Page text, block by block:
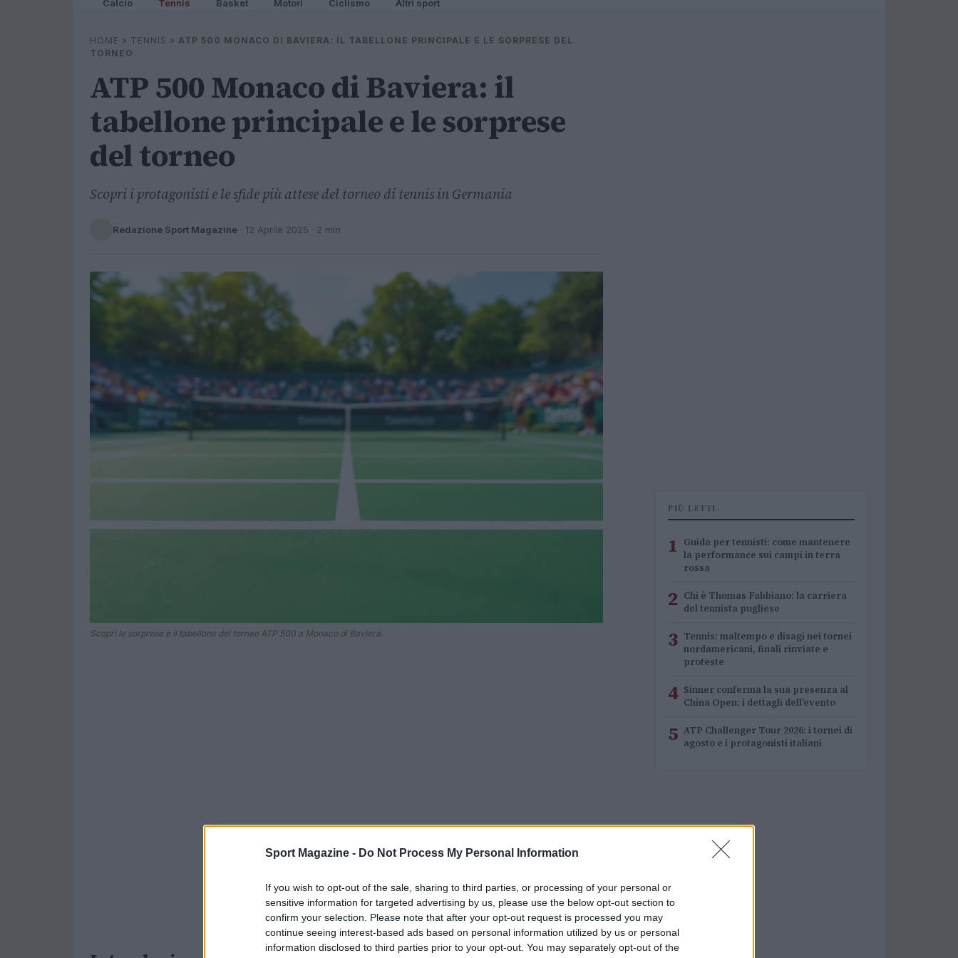
Sport Magazine - Do Not Process My Personal Information
If you wish to opt-out of the sale, sharing to third parties, or processing of your personal or
sensitive information for targeted advertising by us, please use the below opt-out section to
confirm your selection. Please note that after your opt-out request is processed you may
continue seeing interest-based ads based on personal information utilized by us or personal
information disclosed to third parties prior to your opt-out. You may separately opt-out of the
Calcio Tennis Basket Motori Ciclismo Altri sport
HOME » TENNIS » ATP 500 MONACO DI BAVIERA: IL TABELLONE PRINCIPALE E LE SORPRESE DEL
TORNEO
ATP 500 Monaco di Baviera: il
tabellone principale e le sorprese
del torneo
Scopri i protagonisti e le sfide più attese del torneo di tennis in Germania
Redazione Sport Magazine · 12 Aprile 2025 · 2 min
Scopri le sorprese e il tabellone del torneo ATP 500 a Monaco di Baviera.
PIÙ LETTI
1 Guida per tennisti: come mantenere
la performance sui campi in terra
rossa
2 Chi è Thomas Fabbiano: la carriera
del tennista pugliese
3 Tennis: maltempo e disagi nei tornei
nordamericani, finali rinviate e
proteste
4 Sinner conferma la sua presenza al
China Open: i dettagli dell’evento
5 ATP Challenger Tour 2026: i tornei di
agosto e i protagonisti italiani